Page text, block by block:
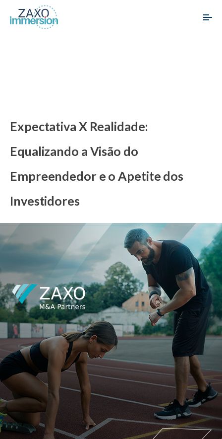
Expectativa X Realidade:
Equalizando a Visão do
Empreendedor e o Apetite dos
Investidores